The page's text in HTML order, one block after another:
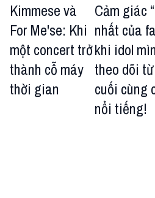
Kimmese và
For Me'se: Khi
một concert trở
thành cỗ máy
thời gian
Cảm giác
nhất của
khi idol
theo dõi
cuối cùng
nổi tiếng!